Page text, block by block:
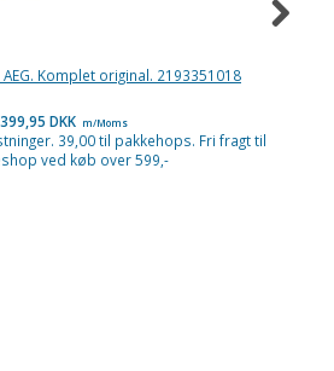
Komplet original. 2193351018
399,95 DKK m/Moms
39,00 til pakkehops. Fri fragt til
ved køb over 599,-